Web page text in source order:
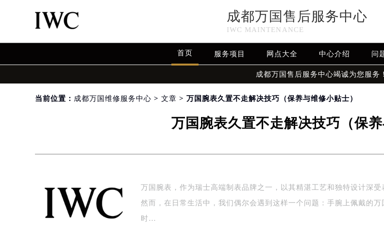
成都万国售后服务中心
IWC MAINTENANCE
首页 服务项目 网点大全 中心介绍 问
成都万国售后服务中心竭诚为您服务！
当前位置： 成都万国维修服务中心 > 文章 > 万国腕表久置不走解决技巧（保养与维修小贴士）
万国腕表久置不走解决技巧（保养
万国腕表，作为瑞士高端制表品牌之一，以其精湛工艺和独特设计深受
然而，在日常生活中，我们偶尔会遇到这样一个问题：手腕上佩戴的万
时…